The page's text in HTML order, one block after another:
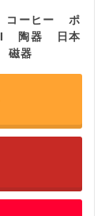
ーヒー ポ
陶器 日本
器